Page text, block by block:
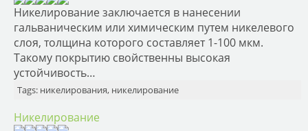
Никелирование заключается в нанесении
гальваническим или химическим путем никелевого
слоя, толщина которого составляет 1-100 мкм.
Такому покрытию свойственны высокая
устойчивость…
Tags: никелирования, никелирование
Никелирование